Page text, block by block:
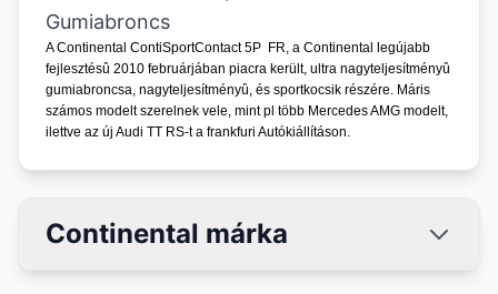
Gumiabroncs
A Continental ContiSportContact 5P FR, a Continental legújabb
fejlesztésû 2010 februárjában piacra került, ultra nagyteljesítményû
gumiabroncsa, nagyteljesítményû, és sportkocsik részére. Máris
számos modelt szerelnek vele, mint pl több Mercedes AMG modelt,
ilettve az új Audi TT RS-t a frankfuri Autókiállításon.
Continental márka